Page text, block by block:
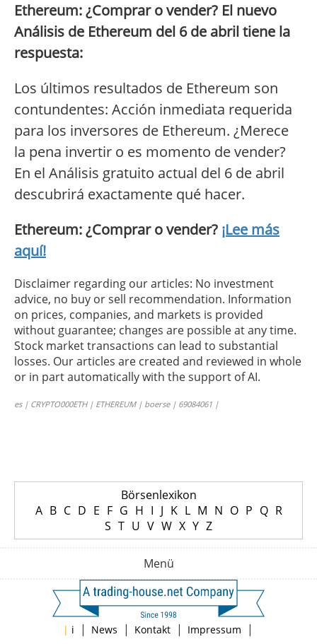
Ethereum: ¿Comprar o vender? El nuevo
Análisis de Ethereum del 6 de abril tiene la
respuesta:
Los últimos resultados de Ethereum son
contundentes: Acción inmediata requerida
para los inversores de Ethereum. ¿Merece
la pena invertir o es momento de vender?
En el Análisis gratuito actual del 6 de abril
descubrirá exactamente qué hacer.
Ethereum: ¿Comprar o vender? ¡Lee más
aquí!
Disclaimer regarding our articles: No investment
advice, no buy or sell recommendation. Information
on prices, companies, and markets is provided
without guarantee; changes are possible at any time.
Stock market transactions can lead to substantial
losses. Our articles are created and reviewed in whole
or in part automatically with the support of AI.
es | CRYPTO000ETH | ETHEREUM | boerse | 69084061 |
Börsenlexikon
A B C D E F G H I J K L M N O P Q R
S T U V W X Y Z
Menü
| i | News | Kontakt | Impressum |